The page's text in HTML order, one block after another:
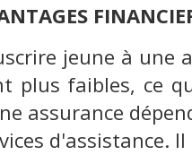
jeune à une
plus faibles, ce
assurance
d'assistance.